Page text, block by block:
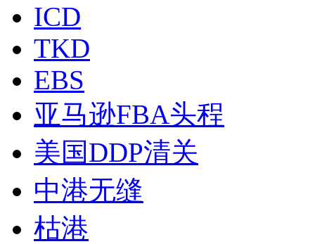
ICD
TKD
EBS
亚马逊FBA头程
美国DDP清关
中港无缝
枯港